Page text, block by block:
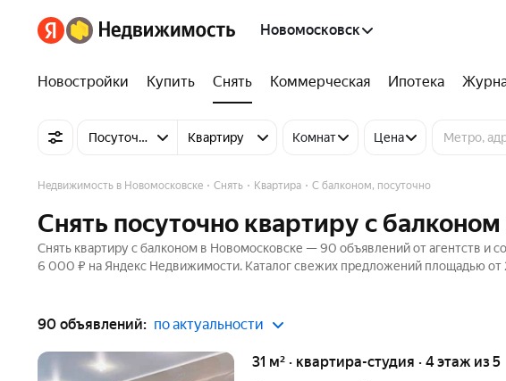
Новомосковск
Новостройки Купить Снять Коммерческая Ипотека
Посуточно Квартиру Комнат Цена
Недвижимость в Новомосковске Снять Квартира С балконом, посуточно
Снять посуточно квартиру с
Снять квартиру с балконом в Новомосковске — 90 объявлений от агентств и
6 000 ₽ на Яндекс Недвижимости. Каталог свежих предложений площадью от
90 объявлений: по актуальности
31 м² · квартира-студия · 4 этаж из 5